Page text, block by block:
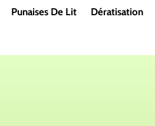
Punaises De Lit Dératisation